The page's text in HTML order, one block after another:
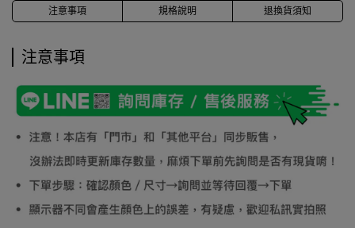
注意事項 規格說明 退換貨須知
注意事項